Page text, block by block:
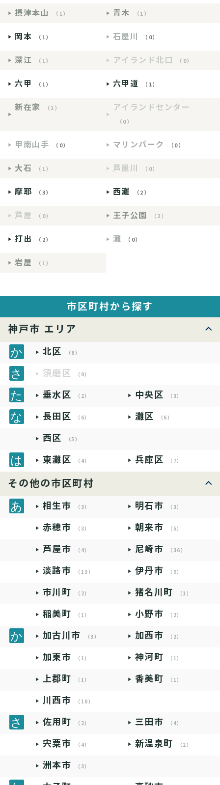
摂津本山 （1） 青木 （1）
岡本 （1） 石屋川 （0）
深江 （1） アイランド北口 （0）
六甲 （1） 六甲道 （1）
新在家 （1） アイランドセンター
（0）
甲南山手 （0） マリンパーク （0）
大石 （1） 芦屋川 （0）
摩耶 （3） 西灘 （2）
芦屋 （0） 王子公園 （2）
打出 （2） 灘 （0）
岩屋 （1）
市区町村から探す
神戸市 エリア
北区 （8）
須磨区 （0）
垂水区 （2） 中央区 （3）
長田区 （6） 灘区 （6）
西区 （5）
東灘区 （4） 兵庫区 （7）
その他の市区町村
相生市 （3） 明石市 （3）
赤穂市 （3） 朝来市 （5）
芦屋市 （4） 尼崎市 （36）
淡路市 （13） 伊丹市 （9）
市川町 （2） 猪名川町 （1）
稲美町 （1） 小野市 （2）
加古川市 （3） 加西市 （2）
加東市 （1） 神河町 （1）
上郡町 （1） 香美町 （1）
川西市 （10）
佐用町 （2） 三田市 （4）
宍粟市 （4） 新温泉町 （2）
洲本市 （3）